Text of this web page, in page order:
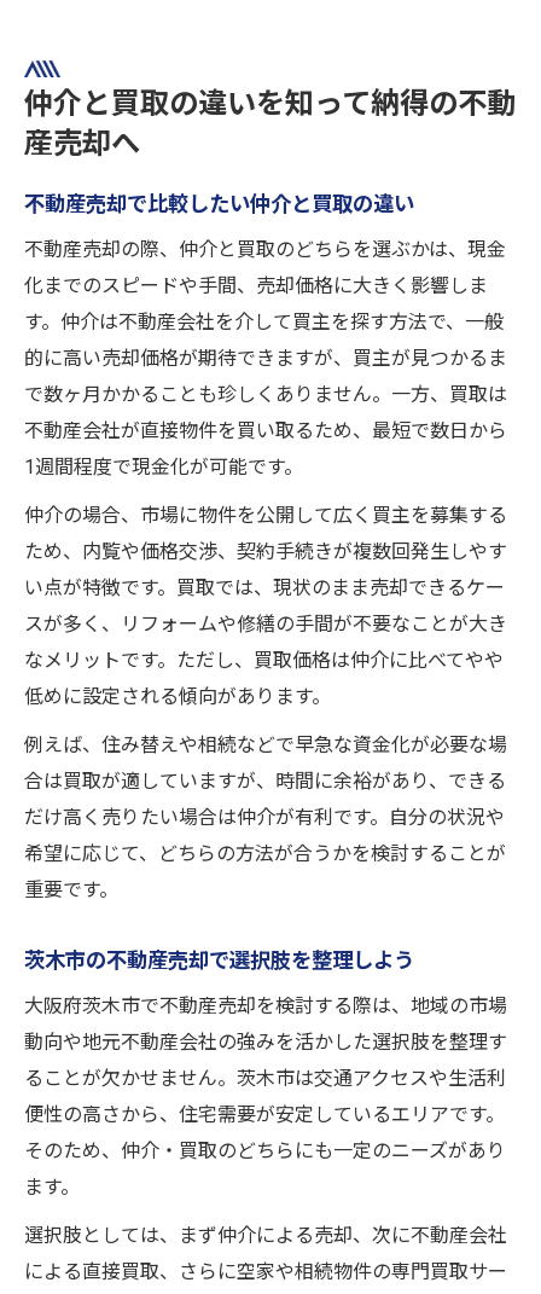
仲介と買取の違いを知って納得の不動
産売却へ
不動産売却で比較したい仲介と買取の違い
不動産売却の際、仲介と買取のどちらを選ぶかは、現金
化までのスピードや手間、売却価格に大きく影響しま
す。仲介は不動産会社を介して買主を探す方法で、一般
的に高い売却価格が期待できますが、買主が見つかるま
で数ヶ月かかることも珍しくありません。一方、買取は
不動産会社が直接物件を買い取るため、最短で数日から
1週間程度で現金化が可能です。
仲介の場合、市場に物件を公開して広く買主を募集する
ため、内覧や価格交渉、契約手続きが複数回発生しやす
い点が特徴です。買取では、現状のまま売却できるケー
スが多く、リフォームや修繕の手間が不要なことが大き
なメリットです。ただし、買取価格は仲介に比べてやや
低めに設定される傾向があります。
例えば、住み替えや相続などで早急な資金化が必要な場
合は買取が適していますが、時間に余裕があり、できる
だけ高く売りたい場合は仲介が有利です。自分の状況や
希望に応じて、どちらの方法が合うかを検討することが
重要です。
茨木市の不動産売却で選択肢を整理しよう
大阪府茨木市で不動産売却を検討する際は、地域の市場
動向や地元不動産会社の強みを活かした選択肢を整理す
ることが欠かせません。茨木市は交通アクセスや生活利
便性の高さから、住宅需要が安定しているエリアです。
そのため、仲介・買取のどちらにも一定のニーズがあり
ます。
選択肢としては、まず仲介による売却、次に不動産会社
による直接買取、さらに空家や相続物件の専門買取サー